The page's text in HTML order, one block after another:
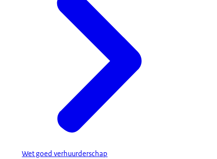
Wet goed verhuurderschap